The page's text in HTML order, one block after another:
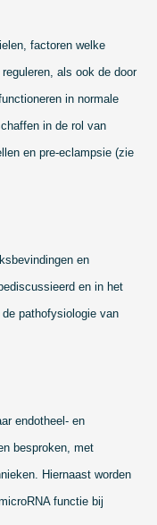
factoren welke
als ook de door
in normale
in de rol van
en pre-eclampsie (zie
en
en in het
pathofysiologie van
endotheel- en
besproken, met
Hiernaast worden
functie bij